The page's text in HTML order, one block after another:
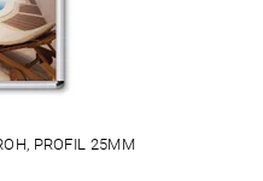
PROFIL 25MM